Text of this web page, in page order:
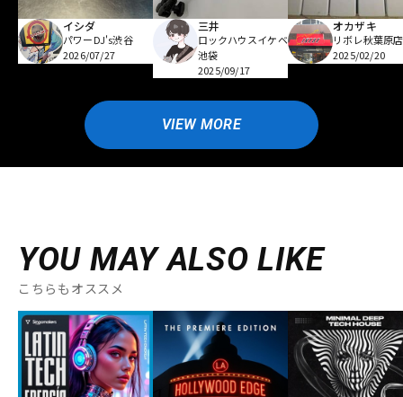
イシダ
パワーDJ's渋谷
2026/07/27
三井
ロックハウスイケベ
池袋
2025/09/17
オカザキ
リボレ秋葉原店
2025/02/20
VIEW MORE
YOU MAY ALSO LIKE
こちらもオススメ